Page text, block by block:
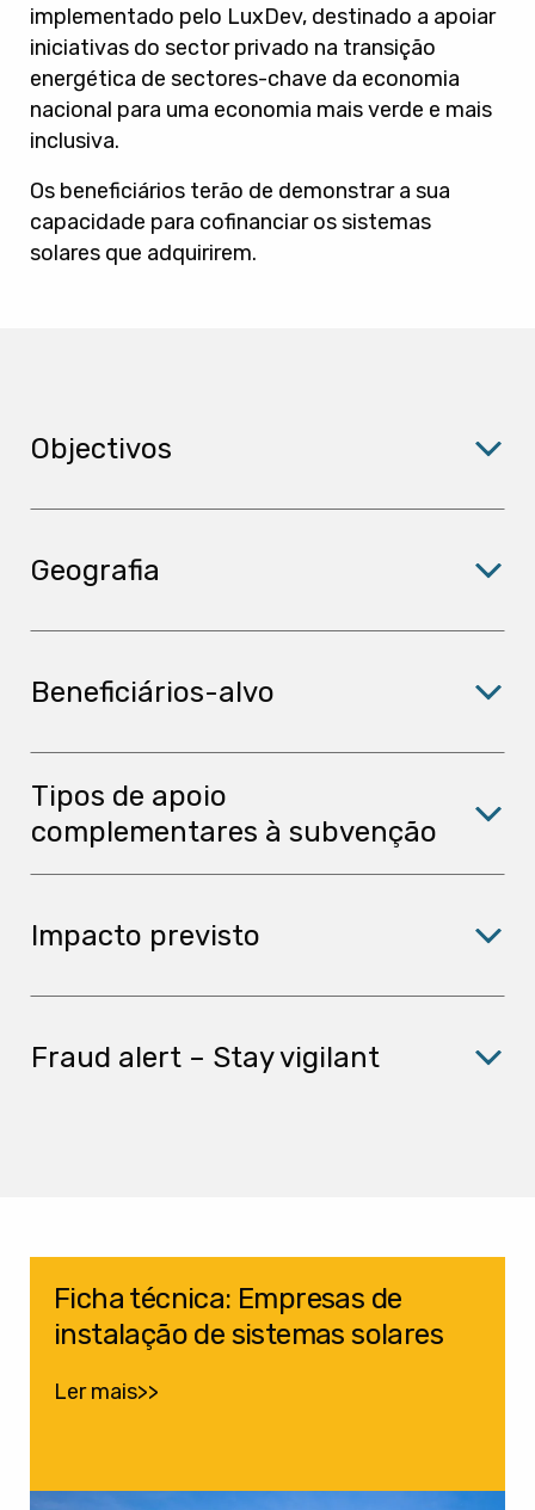
implementado pelo LuxDev, destinado a apoiar
iniciativas do sector privado na transição
energética de sectores-chave da economia
nacional para uma economia mais verde e mais
inclusiva.
Os beneficiários terão de demonstrar a sua
capacidade para cofinanciar os sistemas
solares que adquirirem.
Objectivos
Geografia
Beneficiários-alvo
Tipos de apoio
complementares à subvenção
Impacto previsto
Fraud alert – Stay vigilant
Ficha técnica: Empresas de
instalação de sistemas solares
Ler mais>>